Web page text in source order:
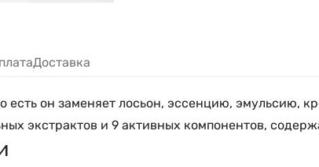
Доставка
есть он заменяет лосьон, эссенцию, эмульсию,
экстрактов и 9 активных компонентов,